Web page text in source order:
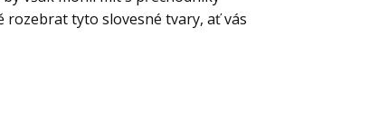
rozebrat tyto slovesné tvary, ať vás